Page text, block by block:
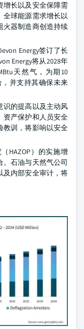
增长以及安全保障需
全球能源需求增长以
火器制造商创造持续
Energy签订了长
Energy将从2028年
天然气，为期10
并支持其确保未来
识的提高以及主动风
资产保护和人员安全
教训，将影响以安全
HAZOP）的实施增
石油与天然气公司
及内部安全审计，将